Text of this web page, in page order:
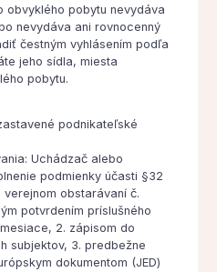
obvyklého pobytu nevydáva
nevydáva ani rovnocenný
čestným vyhlásením podľa
jeho sídla, miesta
pobytu.
podnikateľské
Uchádzač alebo
podmienky účasti §32
verejnom obstarávaní č.
potvrdením príslušného
2. zápisom do
subjektov, 3. predbežne
dokumentom (JED)